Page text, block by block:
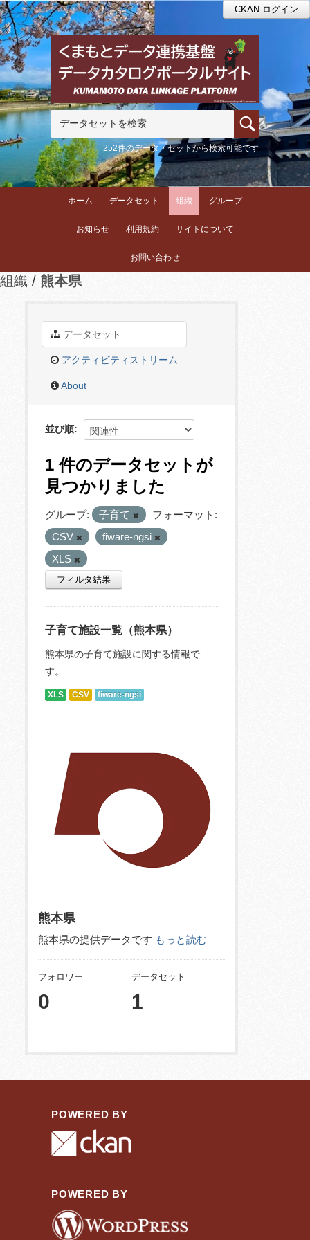
CKAN ログイン
252件のデータ・セットから検索可能です
ホーム データセット 組織 グループ
お知らせ 利用規約 サイトについて
お問い合わせ
組織 熊本県
データセット
アクティビティストリーム
About
並び順
1 件のデータセットが
見つかりました
グループ: 子育て
フォーマット:
CSV
fiware-ngsi
XLS
フィルタ結果
子育て施設一覧（熊本県）
熊本県の子育て施設に関する情報で
す。
XLS CSV fiware-ngsi
熊本県
熊本県の提供データです もっと読む
フォロワー
0
データセット
1
POWERED BY
POWERED BY